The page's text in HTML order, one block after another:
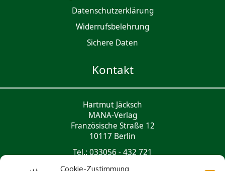
Cookie-Zustimmung
Daten­schutz­er­klärung
Widerrufsbelehrung
Sichere Daten
Kontakt
Hartmut Jäcksch
MANA-Verlag
Französische Straße 12
10117 Berlin
Tel.: 033056 - 432 721